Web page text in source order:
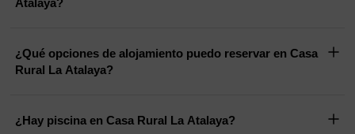
Atalaya?
¿Qué opciones de alojamiento puedo reservar en Casa
Rural La Atalaya?
¿Hay piscina en Casa Rural La Atalaya?